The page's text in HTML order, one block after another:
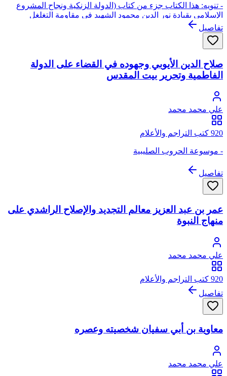
- تنويه: هذا الكتاب جزء من كتاب (الدولة الزنكية ونجاح المشروع
الإسلامي بقيادة نور الدين محمود الشهيد في مقاومة التغلغل
الباطني والغزو الصليبي)
تفاصيل
صلاح الدين الأيوبي وجهوده في القضاء على الدولة
الفاطمية وتحرير بيت المقدس
علي محمد محمد
920 كتب التراجم والأعلام
- موسوعة الحروب الصليبية
تفاصيل
عمر بن عبد العزيز معالم التجديد والإصلاح الراشدي على
منهاج النبوة
علي محمد محمد
920 كتب التراجم والأعلام
تفاصيل
معاوية بن أبي سفيان شخصيته وعصره
علي محمد محمد